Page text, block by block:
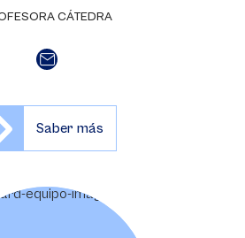
CÁTEDRA
Saber más